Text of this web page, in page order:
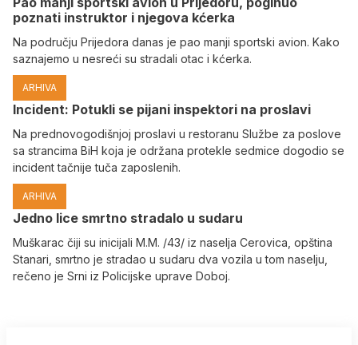
poznati instruktor i njegova kćerka
Na području Prijedora danas je pao manji sportski avion. Kako
saznajemo u nesreći su stradali otac i kćerka.
ARHIVA
Incident: Potukli se pijani inspektori na proslavi
Na prednovogodišnjoj proslavi u restoranu Službe za poslove
sa strancima BiH koja je održana protekle sedmice dogodio se
incident tačnije tuča zaposlenih.
ARHIVA
Јedno lice smrtno stradalo u sudaru
Muškarac čiji su inicijali M.M. /43/ iz naselja Cerovica, opština
Stanari, smrtno je stradao u sudaru dva vozila u tom naselju,
rečeno je Srni iz Policijske uprave Doboj.